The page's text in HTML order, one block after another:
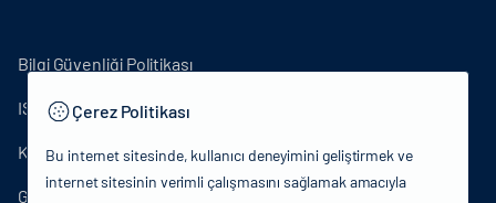
Bilgi Güvenliği Politikası
ISO27001
KVKK Aydınlatma Metni
Gizlilik Politikası
Çerez Politikası
Bu internet sitesinde, kullanıcı deneyimini geliştirmek ve
internet sitesinin verimli çalışmasını sağlamak amacıyla